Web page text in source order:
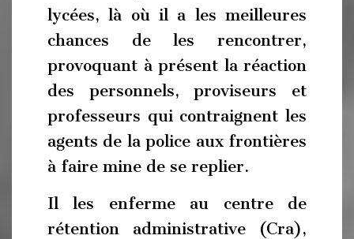
lycées, là où il a les meilleures
chances de les rencontrer,
provoquant à présent la réaction
des personnels, proviseurs et
professeurs qui contraignent les
agents de la police aux frontières
à faire mine de se replier.
Il les enferme au centre de
rétention administrative (Cra),